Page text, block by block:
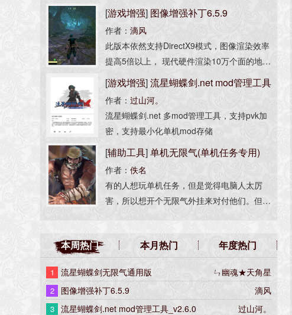
虽然看不见气满，但是已经可以开必杀了。支
持1.00至9.08的所有版本，除了1.03至1.06开
大绝会出现异常外，其它版本无异常显示。
[游戏增强] 图像增强补丁6.5.9
作者：滴风
此版本依然支持DirectX9模式，图像渲染效率
提高5倍以上， 现代硬件渲染10万个面的地图
模型耗不费力，并支持精细的人物模型，为M
OD作者提供宽裕的设计空间。
[游戏增强]流星蝴蝶剑.net mod管理工具
_v2.6.0
作者：过山河。
流星蝴蝶剑.net 多mod管理工具，支持pvk加
密，支持最小化单机mod存储
[辅助工具]单机无限气(单机任务专用)
作者：佚名
有的人想玩单机任务，但是觉得电脑人太厉
害，所以想开个无限气外挂来对付他们。但是
跟你有同样的挂，甚至电脑人变得异常，杀了
好久都不死。这个“单机无限气”就是针对此情
无限气，电脑人不会受影响。虽然区域网络模
式也可以开，但是请不要用来对付你的对手，
这样是很无耻的！安装：把AVIFIL32.dll文件
本周热门 本月热门 年度热门
1 ㄣ幽魂★天角星
流星蝴蝶剑无限气通用版
2 滴风
图像增强补丁6.5.9
3 过山河。
流星蝴蝶剑.net mod管理工具_v2.6.0